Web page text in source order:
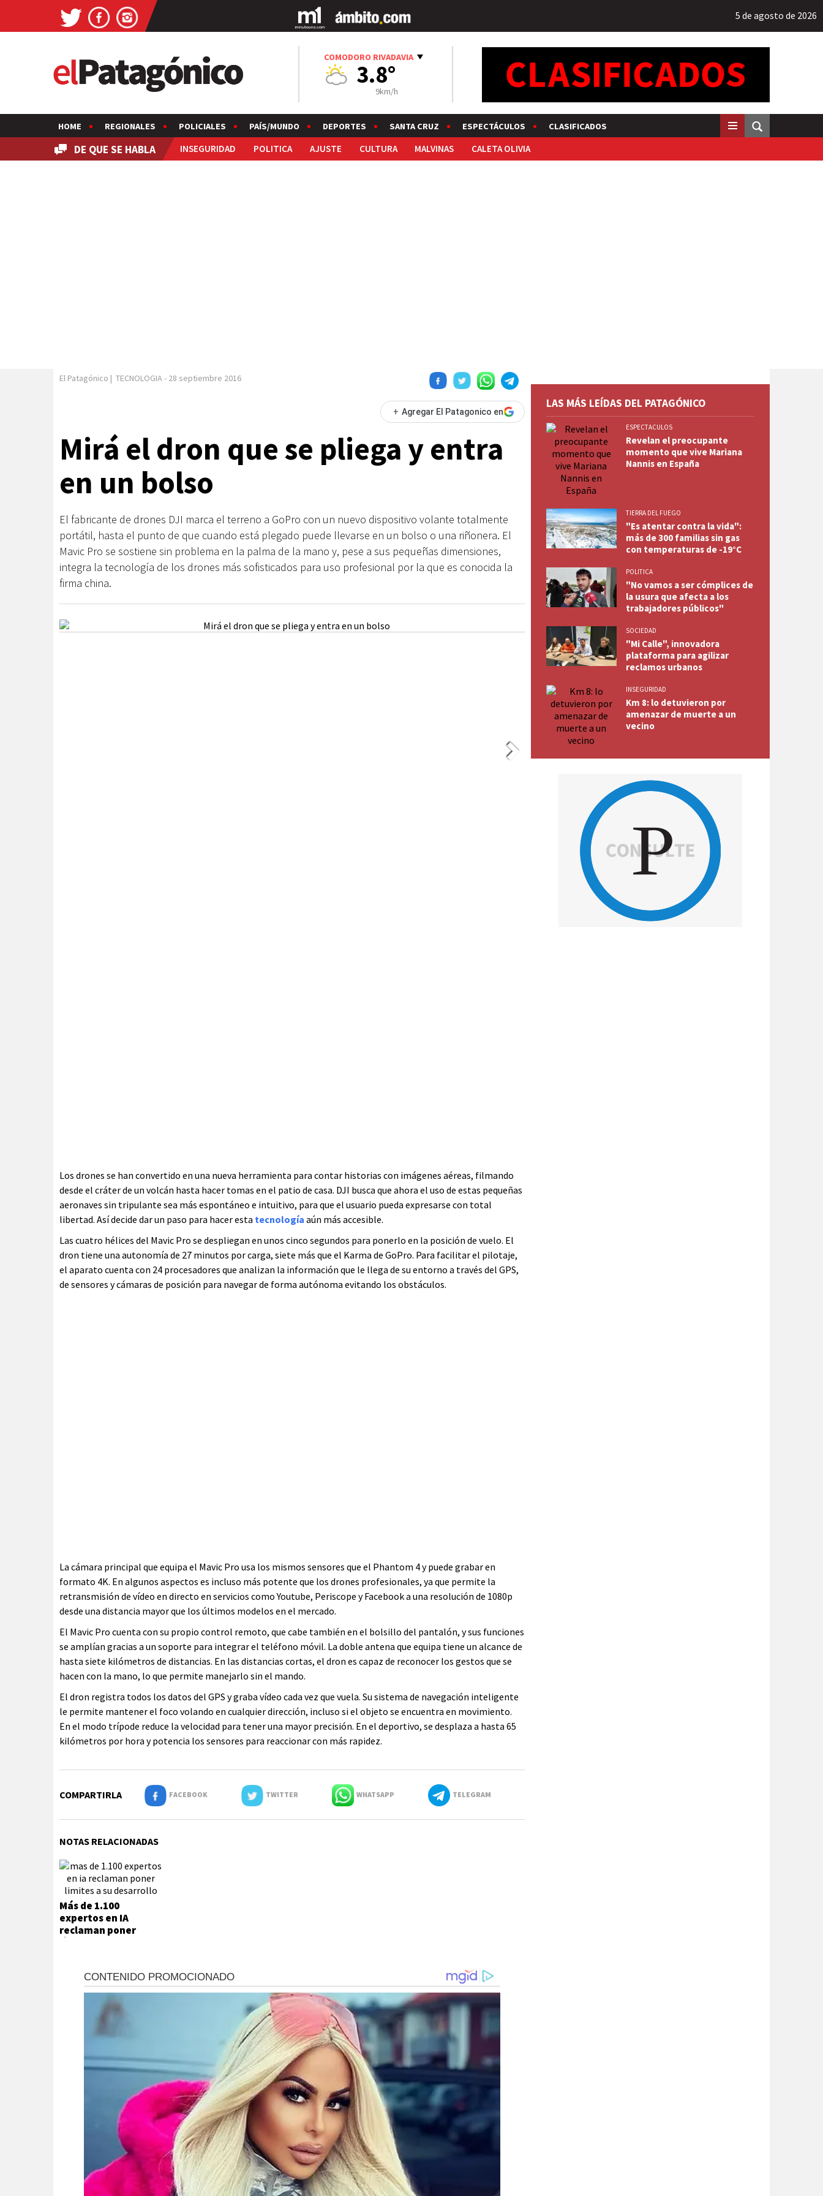
5 de agosto de 2026
COMODORO RIVADAVIA
3.8°
9km/h
HOME REGIONALES POLICIALES PAÍS/MUNDO DEPORTES SANTA CRUZ ESPECTÁCULOS CLASIFICADOS
DE QUE SE HABLA INSEGURIDAD POLITICA AJUSTE CULTURA MALVINAS CALETA OLIVIA
El Patagónico | TECNOLOGIA- 28 septiembre 2016
+ Agregar El Patagonico en
Mirá el dron que se pliega y entra
en un bolso
El fabricante de drones DJI marca el terreno a GoPro con un nuevo dispositivo volante totalmente
portátil, hasta el punto de que cuando está plegado puede llevarse en un bolso o una riñonera. El
Mavic Pro se sostiene sin problema en la palma de la mano y, pese a sus pequeñas dimensiones,
integra la tecnología de los drones más sofisticados para uso profesional por la que es conocida la
firma china.
Los drones se han convertido en una nueva herramienta para contar historias con imágenes aéreas, filmando
desde el cráter de un volcán hasta hacer tomas en el patio de casa. DJI busca que ahora el uso de estas pequeñas
aeronaves sin tripulante sea más espontáneo e intuitivo, para que el usuario pueda expresarse con total
libertad. Así decide dar un paso para hacer esta tecnología aún más accesible.
Las cuatro hélices del Mavic Pro se despliegan en unos cinco segundos para ponerlo en la posición de vuelo. El
dron tiene una autonomía de 27 minutos por carga, siete más que el Karma de GoPro. Para facilitar el pilotaje,
el aparato cuenta con 24 procesadores que analizan la información que le llega de su entorno a través del GPS,
de sensores y cámaras de posición para navegar de forma autónoma evitando los obstáculos.
La cámara principal que equipa el Mavic Pro usa los mismos sensores que el Phantom 4 y puede grabar en
formato 4K. En algunos aspectos es incluso más potente que los drones profesionales, ya que permite la
retransmisión de vídeo en directo en servicios como Youtube, Periscope y Facebook a una resolución de 1080p
desde una distancia mayor que los últimos modelos en el mercado.
El Mavic Pro cuenta con su propio control remoto, que cabe también en el bolsillo del pantalón, y sus funciones
se amplían gracias a un soporte para integrar el teléfono móvil. La doble antena que equipa tiene un alcance de
hasta siete kilómetros de distancias. En las distancias cortas, el dron es capaz de reconocer los gestos que se
hacen con la mano, lo que permite manejarlo sin el mando.
El dron registra todos los datos del GPS y graba vídeo cada vez que vuela. Su sistema de navegación inteligente
le permite mantener el foco volando en cualquier dirección, incluso si el objeto se encuentra en movimiento.
En el modo trípode reduce la velocidad para tener una mayor precisión. En el deportivo, se desplaza a hasta 65
kilómetros por hora y potencia los sensores para reaccionar con más rapidez.
COMPARTIRLA FACEBOOK TWITTER WHATSAPP TELEGRAM
NOTAS RELACIONADAS
Más de 1.100
expertos en IA
reclaman poner
LAS MÁS LEÍDAS DEL PATAGÓNICO
ESPECTACULOS
Revelan el preocupante
momento que vive Mariana
Nannis en España
TIERRA DEL FUEGO
"Es atentar contra la vida":
más de 300 familias sin gas
con temperaturas de -19°C
POLITICA
"No vamos a ser cómplices de
la usura que afecta a los
trabajadores públicos"
SOCIEDAD
"Mi Calle", innovadora
plataforma para agilizar
reclamos urbanos
INSEGURIDAD
Km 8: lo detuvieron por
amenazar de muerte a un
vecino